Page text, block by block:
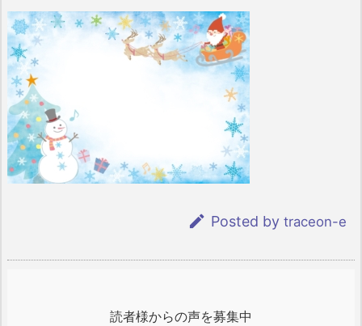
 Posted by traceon-e
読者様からの声を募集中